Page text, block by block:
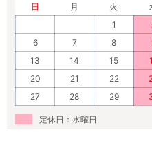
日
月 火
1
6
7 8
13
14 15
20
21 22
27
28 29
定休日：水曜日